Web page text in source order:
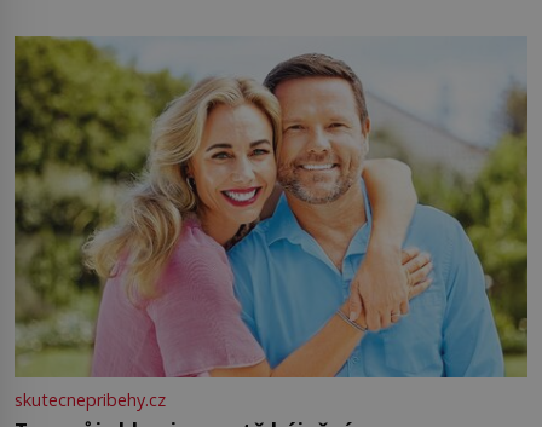
můžete obohatit své rituály a přinést do svého života
větší harmonii a klid. Je důležité
skutecnepribehy.cz